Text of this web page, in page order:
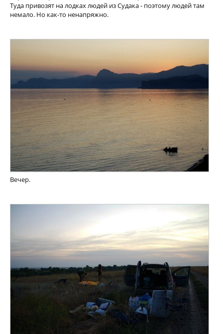
Туда привозят на лодках людей из Судака - поэтому людей там
немало. Но как-то ненапряжно.
Вечер.